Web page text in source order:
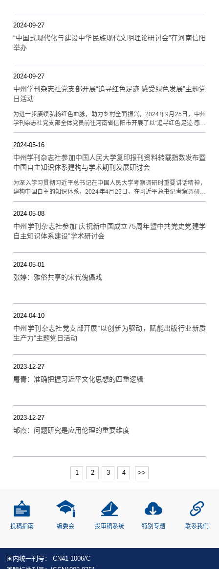
2024-09-27
“中国式现代化与建设中华民族现代文明理论研讨会”在河南信阳
举办
2024-09-27
中州学刊杂志社党支部开展“追寻红色足迹 感受绿色发展”主题党
日活动
为进一步赓续弘扬红色血脉，助力乡村全面振兴，2024年9月25日，中州
学刊杂志社党支部全体党员前往河南省信阳市开展了以“追寻红色足迹 感受
绿色发展”为主题的党日活动。
2024-05-16
中州学刊杂志社参加中国人民大学复印报刊资料转载指数发布暨
中国自主知识体系建构与学术期刊发展研讨会
为深入学习贯彻习近平总书记在中国人民大学考察调研时重要讲话精神，
建构中国自主的知识体系，2024年4月25日，在习近平总书记考察调研中
国人民大学两周年之际，中国特色哲学社会科学自主知识体系数字创新平
台——“学术世界”发布会及中国人民大学复印报刊资料转载指数发布暨中国
部副部长、全国哲学社会科学工作办公室主任洪大用，教育部社会科学司
司长徐青森等相关机构负责同志，建构中国自主的知识体系大学联盟成员
2024-05-08
中州学刊杂志社参加“庆祝新中国成立75周年暨中共党史党建学
自主知识体系建设”学术研讨会
2024-05-01
张婷：雅俗共享的宋代傀儡戏
2024-04-10
中州学刊杂志社党支部开展“以创新为驱动，赋能出版行业新质
生产力”主题党日活动
2023-12-27
屠青：准确把握习近平文化思想的四重逻辑
2023-12-27
邹霞：问题研究是应用伦理的重要维度
1 2 3 4 >>
投稿指南 编委会 投审稿系统 特别专题 联系我们
国内统一刊号： CN41-1006/C